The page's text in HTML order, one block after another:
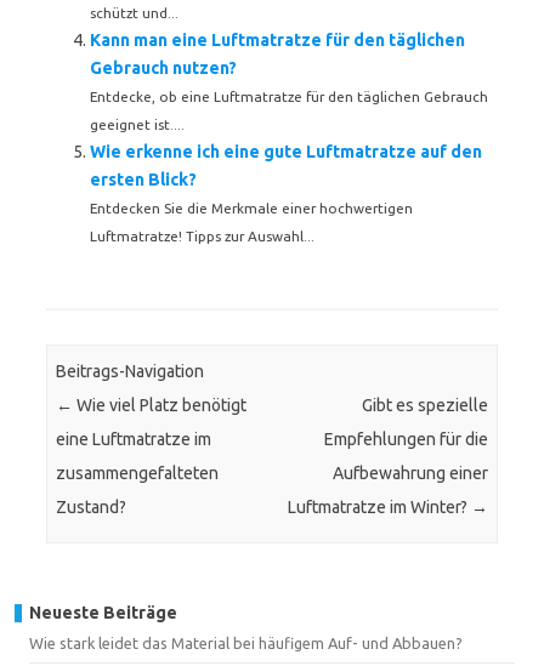
schützt und...
Kann man eine Luftmatratze für den täglichen
Gebrauch nutzen?
Entdecke, ob eine Luftmatratze für den täglichen Gebrauch
geeignet ist....
Wie erkenne ich eine gute Luftmatratze auf den
ersten Blick?
Entdecken Sie die Merkmale einer hochwertigen
Luftmatratze! Tipps zur Auswahl...
Beitrags-Navigation
← Wie viel Platz benötigt
eine Luftmatratze im
zusammengefalteten
Zustand?
Gibt es spezielle
Empfehlungen für die
Aufbewahrung einer
Luftmatratze im Winter? →
Neueste Beiträge
Wie stark leidet das Material bei häufigem Auf- und Abbauen?